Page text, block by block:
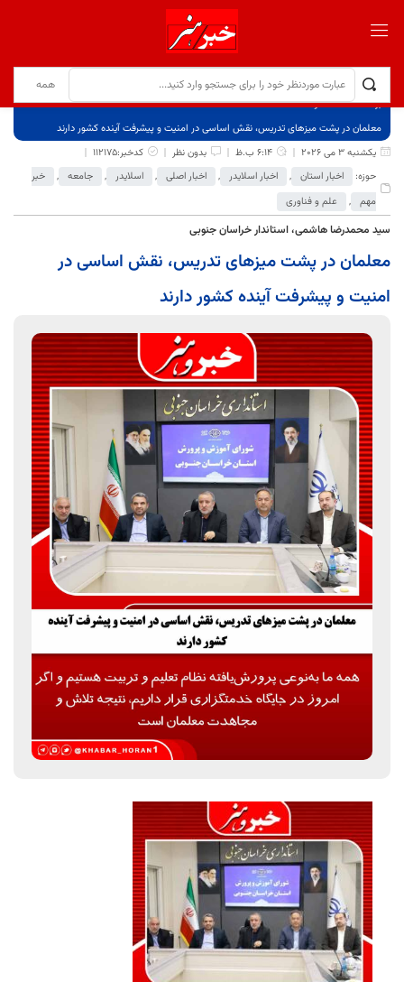
برگ نخست
نوشته‌ها
معلمان در پشت میزهای تدریس، نقش اساسی در امنیت و پیشرفت آینده کشور دارند
یکشنبه 3 می 2026
6:14 ب.ظ بدون نظر
کدخبر:112175
حوزه:
اخبار استان , اخبار اسلایدر , اخبار اصلی , اسلایدر , جامعه ,
خبر
مهم , علم و فناوری
سید محمدرضا هاشمی، استاندار خراسان جنوبی
معلمان در پشت میزهای تدریس، نقش اساسی در
امنیت و پیشرفت آینده کشور دارند